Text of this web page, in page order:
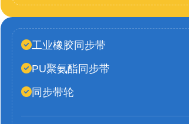
工业橡胶同步带
PU聚氨酯同步带
同步带轮